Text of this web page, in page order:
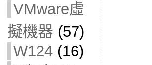
VMware虛
擬機器 (57)
W124(16)